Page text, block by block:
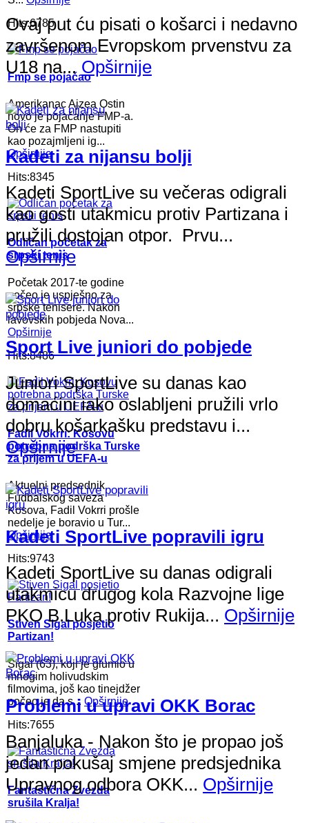
Hits:6785
Fmp se pojačao
Amerikanac Ajzea Ostin
novo je pojačanje FMP-a.
On će za FMP nastupiti
kao pozajmljeni ig...
Opširnije
Hits:8345
Odličan početak za
srpski tenis
Početak 2017-te godine
počeo je uspješno za
srpske tenisere. Nakon
lavovskih pobjeda Nova...
Opširnije
Hits:8486
Fadil Vokrri: Kosovu
potrebna podrška Turske
za prijem u UEFA-u
Aktuelni predsednik
Fudbalskog saveza
Kosova, Fadil Vokrri prošle
nedelje je boravio u Tur...
Opširnije
Hits:9743
Stiven Sigal posjetio
Partizan!
Sigal (63), koji je glumio u
mnogim holivudskim
filmovima, još kao tinejdžer
počeo je da s... Opširnije
Hits:7655
Fantastična Zvezda
srušila Kralja!
Ovaj put ću pisati o košarci i nedavno
završenom Evropskom prvenstvu za
U18 na... Opširnije
Kadeti za nijansu bolji
Kadeti SportLive su večeras odigrali
kao gosti utakmicu protiv Partizana i
pružili dostojan otpor. Prvu...
Opširnije
Sport Live juniori do pobjede
Juniori SportLive su danas kao
domaćini iako oslabljeni pružili vrlo
dobru košarkašku predstavu i...
Opširnije
Kadeti SportLive popravili igru
Kadeti SportLive su danas odigrali
utakmicu drugog kola Razvojne lige
PKO B.Luka protiv Rukija... Opširnije
Problemi u upravi OKK Borac
Banjaluka - Nakon što je propao još
jedan pokušaj smjene predsjednika
Upravnog odbora OKK... Opširnije